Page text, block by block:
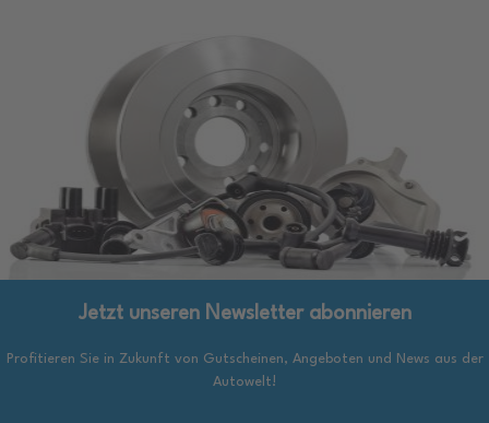
Jetzt unseren Newsletter abonnieren
Profitieren Sie in Zukunft von Gutscheinen, Angeboten und News aus der
Autowelt!